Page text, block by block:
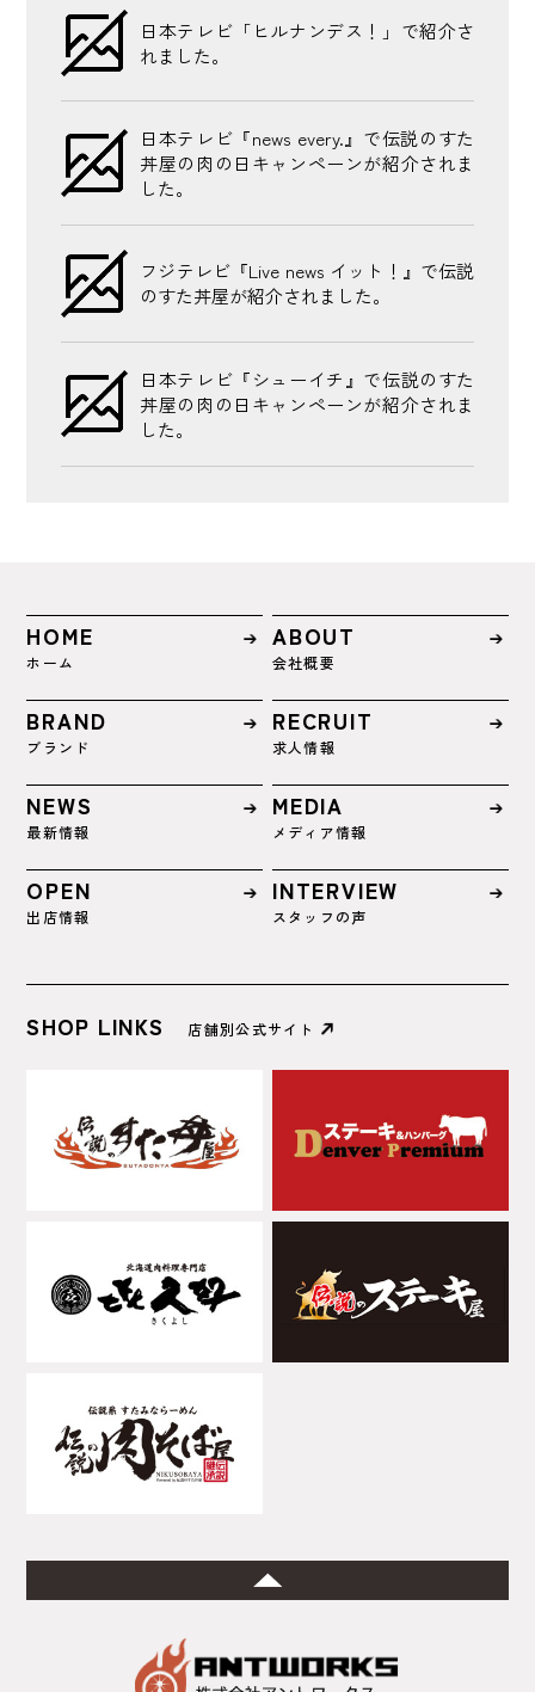
日本テレビ「ヒルナンデス！」で紹介さ
れました。
日本テレビ『news every.』で伝説のすた
丼屋の肉の日キャンペーンが紹介されま
した。
フジテレビ『Live news イット！』で伝説
のすた丼屋が紹介されました。
日本テレビ『シューイチ』で伝説のすた
丼屋の肉の日キャンペーンが紹介されま
した。
HOME
ホーム
ABOUT
会社概要
BRAND
ブランド
RECRUIT
求人情報
NEWS
最新情報
MEDIA
メディア情報
OPEN
出店情報
INTERVIEW
スタッフの声
SHOP LINKS 店舗別公式サイト